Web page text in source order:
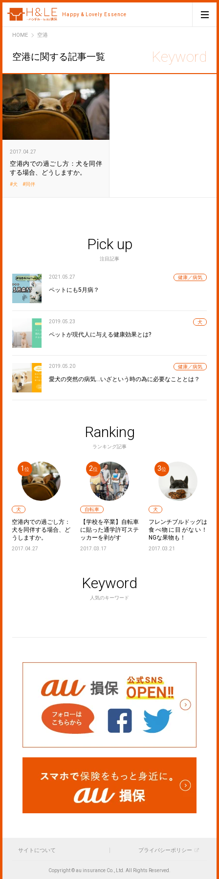
Happy & Lovely Essence
HOMEH&LE空港
空港に関する記事一覧
2017.04.27
空港内での過ごし方：犬を同伴
する場合、どうしますか。
犬 同伴
Pick up
注目記事
2021.05.27 健康／病気
ペットにも5月病？
2019.05.23 犬
ペットが現代人に与える健康効果とは?
2019.05.20 健康／病気
愛犬の突然の病気…いざという時の為に必要なこととは？
Ranking
ランキング記事
犬
空港内での過ごし方：
犬を同伴する場合、ど
うしますか。
2017.04.27
自転車
【学校を卒業】自転車
に貼った通学許可ステ
ッカーを剥がす
2017.03.17
犬
フレンチブルドッグは
食べ物に目がない！
NGな果物も！
2017.03.21
Keyword
人気のキーワード
サイトについて プライバシーポリシー
Copyright © au insurance Co., Ltd. All Rights Reserved.